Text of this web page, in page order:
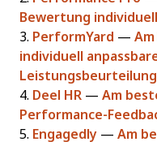
Bewertung
3. PerformYard —
individuell
4. Deel HR — Am
Performance-
5. Engagedly — Am